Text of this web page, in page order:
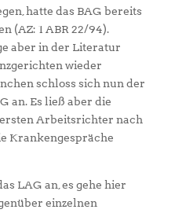
hatte das BAG bereits
(AZ: 1 ABR 22/94).
aber in der Literatur
wieder
schloss sich nun der
an. Es ließ aber die
Arbeitsrichter nach
Krankengespräche
LAG an, es gehe hier
einzelnen